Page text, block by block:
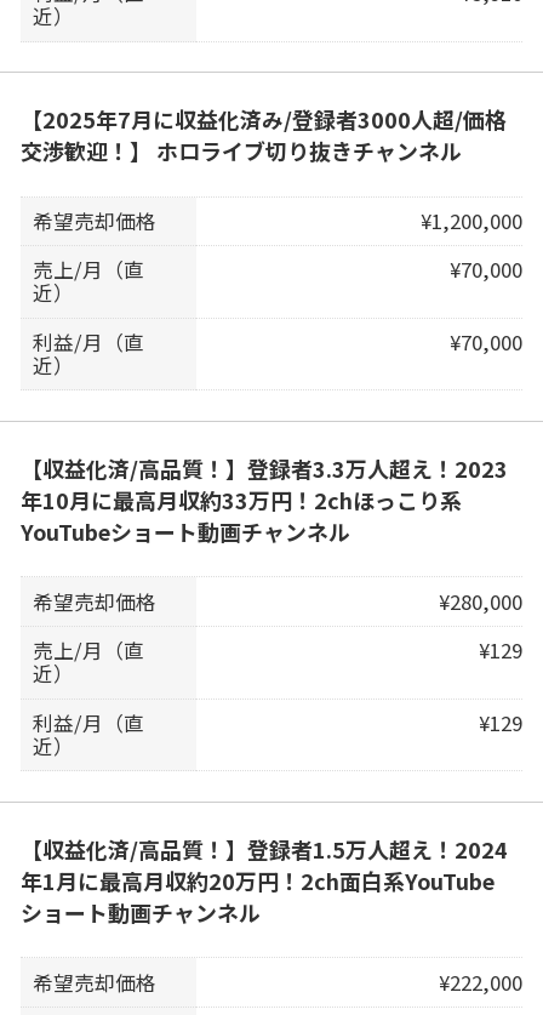
近）
【2025年7月に収益化済み/登録者3000人超/価格
交渉歓迎！】 ホロライブ切り抜きチャンネル
希望売却価格
¥1,200,000
売上/月（直
近）
¥70,000
利益/月（直
近）
¥70,000
【収益化済/高品質！】登録者3.3万人超え！2023
年10月に最高月収約33万円！2chほっこり系
YouTubeショート動画チャンネル
希望売却価格
¥280,000
売上/月（直
近）
¥129
利益/月（直
近）
¥129
【収益化済/高品質！】登録者1.5万人超え！2024
年1月に最高月収約20万円！2ch面白系YouTube
ショート動画チャンネル
希望売却価格
¥222,000